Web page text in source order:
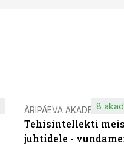
ÄRIPÄEVA AKADEEMIA
Tehisintellekti
juhtidele -
8